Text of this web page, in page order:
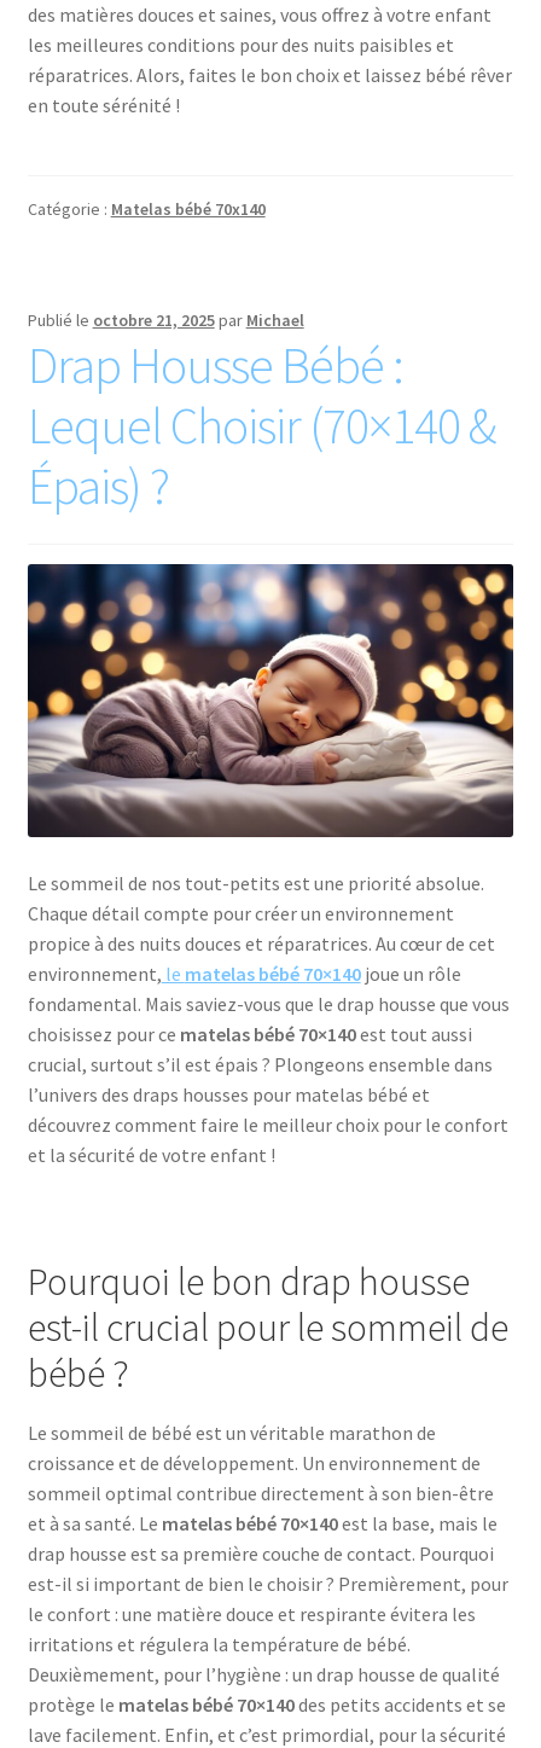
des matières douces et saines, vous offrez à votre enfant
les meilleures conditions pour des nuits paisibles et
réparatrices. Alors, faites le bon choix et laissez bébé rêver
en toute sérénité !
Catégorie : Matelas bébé 70x140
Publié le octobre 21, 2025par Michael
Drap Housse Bébé :
Lequel Choisir (70×140 &
Épais) ?
Le sommeil de nos tout-petits est une priorité absolue.
Chaque détail compte pour créer un environnement
propice à des nuits douces et réparatrices. Au cœur de cet
environnement, le matelas bébé 70×140joue un rôle
fondamental. Mais saviez-vous que le drap housse que vous
choisissez pour ce matelas bébé 70×140est tout aussi
crucial, surtout s’il est épais ? Plongeons ensemble dans
l’univers des draps housses pour matelas bébé et
découvrez comment faire le meilleur choix pour le confort
et la sécurité de votre enfant !
Pourquoi le bon drap housse
est-il crucial pour le sommeil de
bébé ?
Le sommeil de bébé est un véritable marathon de
croissance et de développement. Un environnement de
sommeil optimal contribue directement à son bien-être
et à sa santé. Le matelas bébé 70×140est la base, mais le
drap housse est sa première couche de contact. Pourquoi
est-il si important de bien le choisir ? Premièrement, pour
le confort : une matière douce et respirante évitera les
irritations et régulera la température de bébé.
Deuxièmement, pour l’hygiène : un drap housse de qualité
protège le matelas bébé 70×140des petits accidents et se
lave facilement. Enfin, et c’est primordial, pour la sécurité